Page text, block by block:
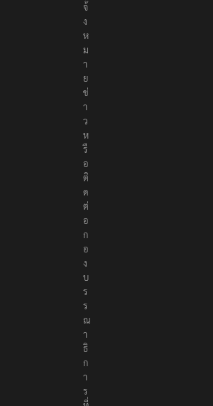
จ้
ง
ห
ม
า
ย
ข่
า
ว
ห
รื
อ
ติ
ด
ต่
อ
ก
อ
ง
บ
ร
ร
ณ
า
ธิ
ก
า
ร